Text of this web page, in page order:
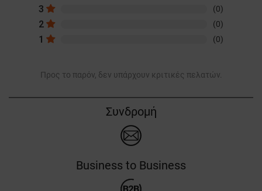
3 (0)
2 (0)
1 (0)
Προς το παρόν, δεν υπάρχουν κριτικές πελατών.
Συνδρομή
Business to Business